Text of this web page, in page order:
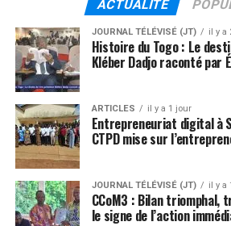
ACTUALITE
JOURNAL TÉLÉVISÉ (JT) il y a
Histoire du Togo : Le
Kléber Dadjo raconté par
ARTICLES il y a 1 jour
Entrepreneuriat digital à
CTPD mise sur
JOURNAL TÉLÉVISÉ (JT) il y a
CCoM3 : Bilan triomphal,
le signe de l’action